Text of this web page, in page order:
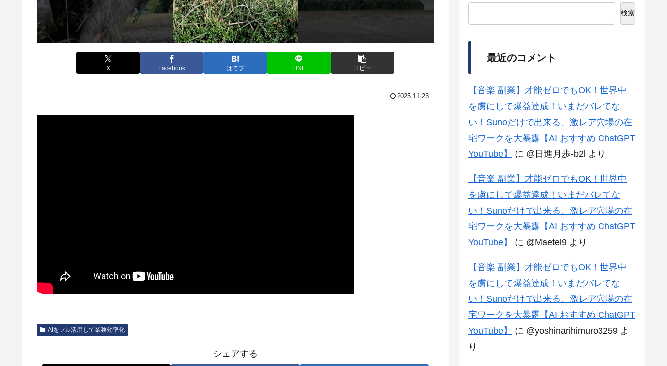
X Facebook はてブ LINE コピー
2025.11.23
AIをフル活用して業務効率化
シェアする
検索
最近のコメント
【音楽 副業】才能ゼロでもOK！世界中
を虜にして爆益達成！いまだバレてな
い！Sunoだけで出来る、激レア穴場の在
宅ワークを大暴露【AI おすすめ ChatGPT
YouTube】
に @日進月歩-b2l より
【音楽 副業】才能ゼロでもOK！世界中
を虜にして爆益達成！いまだバレてな
い！Sunoだけで出来る、激レア穴場の在
宅ワークを大暴露【AI おすすめ ChatGPT
YouTube】
に @Maetel9 より
【音楽 副業】才能ゼロでもOK！世界中
を虜にして爆益達成！いまだバレてな
い！Sunoだけで出来る、激レア穴場の在
宅ワークを大暴露【AI おすすめ ChatGPT
YouTube】
に @yoshinarihimuro3259 よ
り